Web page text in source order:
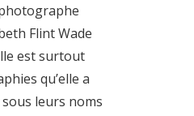
Flint Wade
est surtout
qu’elle a
sous leurs noms